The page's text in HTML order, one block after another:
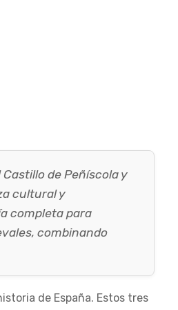
de Peñíscola y
cultural y
completa para
combinando
de España. Estos tres